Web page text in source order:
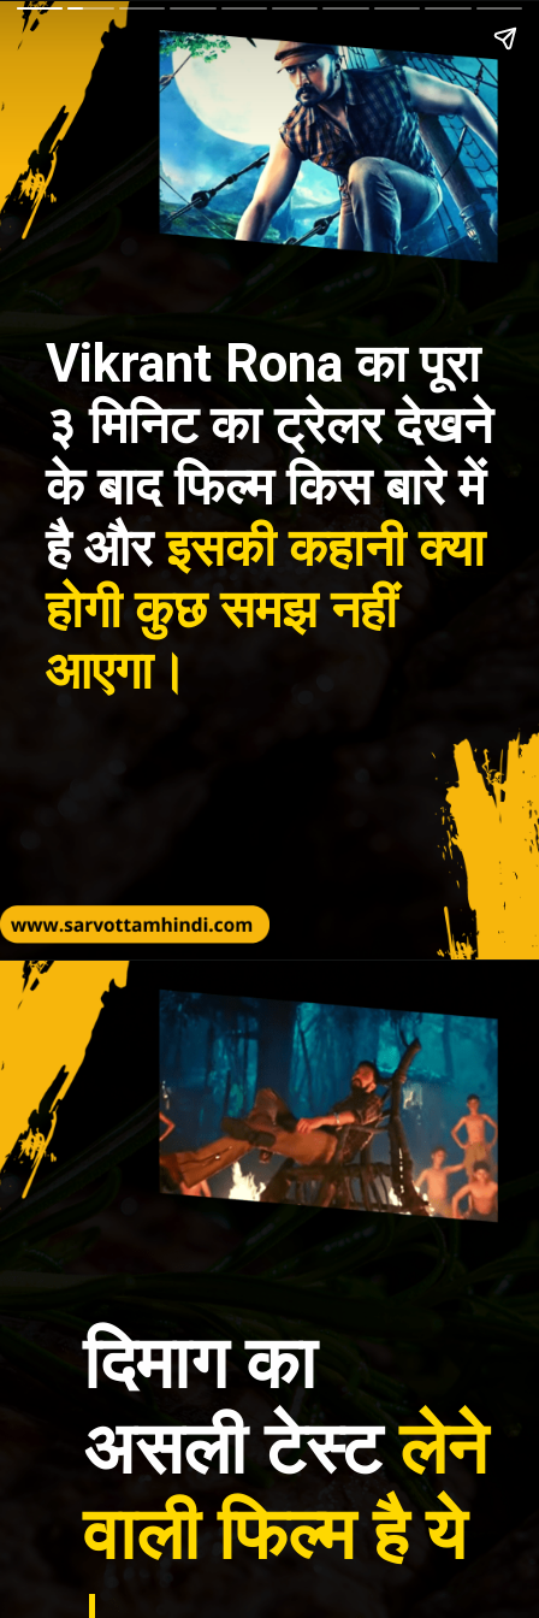
Vikrant Rona का पूरा
३ मिनिट का ट्रेलर देखने
के बाद फिल्म किस बारे में
है औरइसकी कहानी क्या
होगी कुछ समझ नहीं
आएगा।
दिमाग का
असली टेस्टलेने
वाली फिल्म है ये